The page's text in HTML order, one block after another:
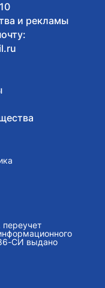
и рекламы
переучет
СИ выдано